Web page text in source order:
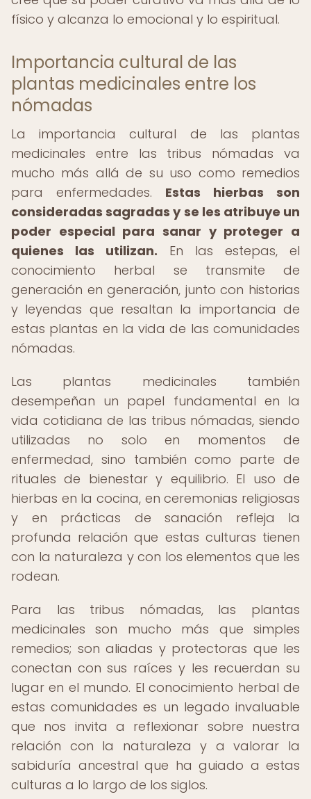
físico y alcanza lo emocional y lo espiritual.
Importancia cultural de las
plantas medicinales entre los
nómadas
La importancia cultural de las plantas
medicinales entre las tribus nómadas va
mucho más allá de su uso como remedios
para enfermedades. Estas hierbas son
consideradas sagradas y se les atribuye un
poder especial para sanar y proteger a
quienes las utilizan. En las estepas, el
conocimiento herbal se transmite de
generación en generación, junto con historias
y leyendas que resaltan la importancia de
estas plantas en la vida de las comunidades
nómadas.
Las plantas medicinales también
desempeñan un papel fundamental en la
vida cotidiana de las tribus nómadas, siendo
utilizadas no solo en momentos de
enfermedad, sino también como parte de
rituales de bienestar y equilibrio. El uso de
hierbas en la cocina, en ceremonias religiosas
y en prácticas de sanación refleja la
profunda relación que estas culturas tienen
con la naturaleza y con los elementos que les
rodean.
Para las tribus nómadas, las plantas
medicinales son mucho más que simples
remedios; son aliadas y protectoras que les
conectan con sus raíces y les recuerdan su
lugar en el mundo. El conocimiento herbal de
estas comunidades es un legado invaluable
que nos invita a reflexionar sobre nuestra
relación con la naturaleza y a valorar la
sabiduría ancestral que ha guiado a estas
culturas a lo largo de los siglos.